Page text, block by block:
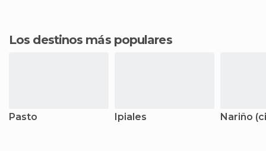
Los destinos más populares
Pasto Ipiales Nariño